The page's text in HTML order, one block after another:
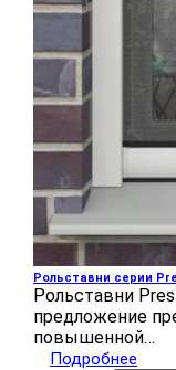
Рольставни серии
Рольставни
предложение
повышенной…
Подробнее